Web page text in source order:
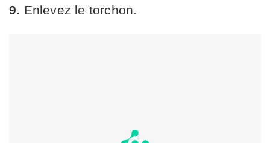
9. Enlevez le torchon.